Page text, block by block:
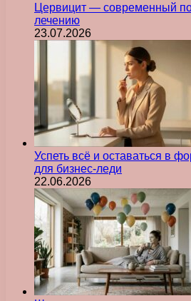
Цервицит — современный
лечению
23.07.2026
Успеть всё и оставаться в
для бизнес-леди
22.06.2026